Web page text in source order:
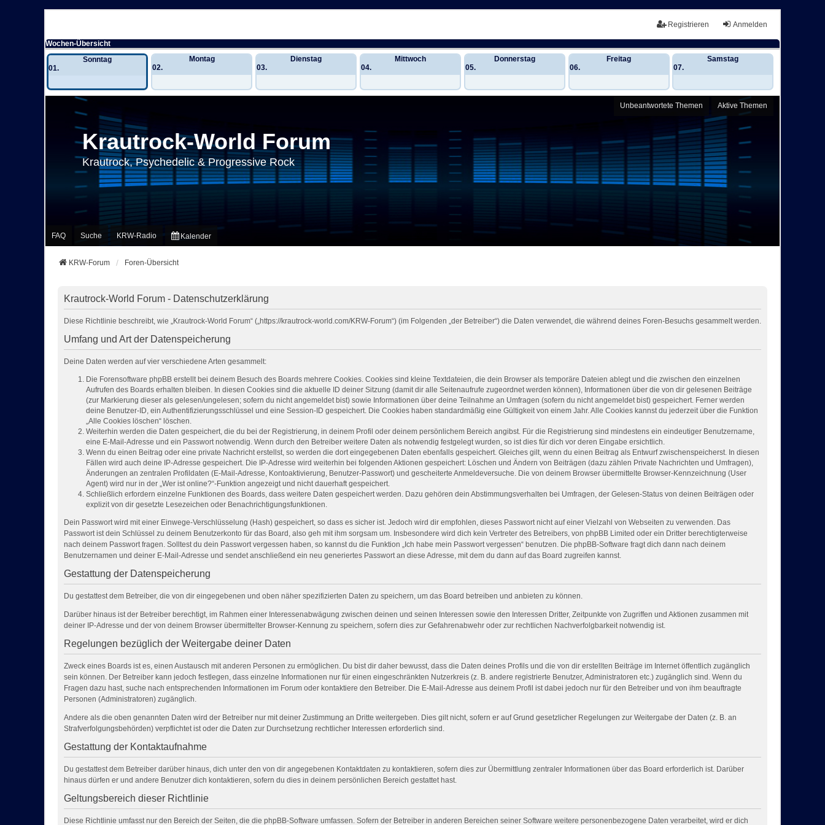
Anmelden
Registrieren
Wochen-Übersicht
Sonntag
01.
Montag
02.
Dienstag
03.
Mittwoch
04.
Donnerstag
05.
Freitag
06.
Samstag
07.
Unbeantwortete Themen Aktive Themen
Krautrock-World Forum
Krautrock, Psychedelic & Progressive Rock
FAQ Suche KRW-Radio Kalender
KRW-Forum Foren-Übersicht
Krautrock-World Forum - Datenschutzerklärung
Diese Richtlinie beschreibt, wie „Krautrock-World Forum“ („https://krautrock-world.com/KRW-Forum“) (im Folgenden „der Betreiber“) die Daten verwendet, die während deines Foren-Besuchs gesammelt werden.
Umfang und Art der Datenspeicherung
Deine Daten werden auf vier verschiedene Arten gesammelt:
Die Forensoftware phpBB erstellt bei deinem Besuch des Boards mehrere Cookies. Cookies sind kleine Textdateien, die dein Browser als temporäre Dateien ablegt und die zwischen den einzelnen
Aufrufen des Boards erhalten bleiben. In diesen Cookies sind die aktuelle ID deiner Sitzung (damit dir alle Seitenaufrufe zugeordnet werden können), Informationen über die von dir gelesenen Beiträge
(zur Markierung dieser als gelesen/ungelesen; sofern du nicht angemeldet bist) sowie Informationen über deine Teilnahme an Umfragen (sofern du nicht angemeldet bist) gespeichert. Ferner werden
deine Benutzer-ID, ein Authentifizierungsschlüssel und eine Session-ID gespeichert. Die Cookies haben standardmäßig eine Gültigkeit von einem Jahr. Alle Cookies kannst du jederzeit über die Funktion
„Alle Cookies löschen“ löschen.
Weiterhin werden die Daten gespeichert, die du bei der Registrierung, in deinem Profil oder deinem persönlichem Bereich angibst. Für die Registrierung sind mindestens ein eindeutiger Benutzername,
eine E-Mail-Adresse und ein Passwort notwendig. Wenn durch den Betreiber weitere Daten als notwendig festgelegt wurden, so ist dies für dich vor deren Eingabe ersichtlich.
Wenn du einen Beitrag oder eine private Nachricht erstellst, so werden die dort eingegebenen Daten ebenfalls gespeichert. Gleiches gilt, wenn du einen Beitrag als Entwurf zwischenspeicherst. In diesen
Fällen wird auch deine IP-Adresse gespeichert. Die IP-Adresse wird weiterhin bei folgenden Aktionen gespeichert: Löschen und Ändern von Beiträgen (dazu zählen Private Nachrichten und Umfragen),
Änderungen an zentralen Profildaten (E-Mail-Adresse, Kontoaktivierung, Benutzer-Passwort) und gescheiterte Anmeldeversuche. Die von deinem Browser übermittelte Browser-Kennzeichnung (User
Agent) wird nur in der „Wer ist online?“-Funktion angezeigt und nicht dauerhaft gespeichert.
Schließlich erfordern einzelne Funktionen des Boards, dass weitere Daten gespeichert werden. Dazu gehören dein Abstimmungsverhalten bei Umfragen, der Gelesen-Status von deinen Beiträgen oder
explizit von dir gesetzte Lesezeichen oder Benachrichtigungsfunktionen.
Dein Passwort wird mit einer Einwege-Verschlüsselung (Hash) gespeichert, so dass es sicher ist. Jedoch wird dir empfohlen, dieses Passwort nicht auf einer Vielzahl von Webseiten zu verwenden. Das
Passwort ist dein Schlüssel zu deinem Benutzerkonto für das Board, also geh mit ihm sorgsam um. Insbesondere wird dich kein Vertreter des Betreibers, von phpBB Limited oder ein Dritter berechtigterweise
nach deinem Passwort fragen. Solltest du dein Passwort vergessen haben, so kannst du die Funktion „Ich habe mein Passwort vergessen“ benutzen. Die phpBB-Software fragt dich dann nach deinem
Benutzernamen und deiner E-Mail-Adresse und sendet anschließend ein neu generiertes Passwort an diese Adresse, mit dem du dann auf das Board zugreifen kannst.
Gestattung der Datenspeicherung
Du gestattest dem Betreiber, die von dir eingegebenen und oben näher spezifizierten Daten zu speichern, um das Board betreiben und anbieten zu können.
Darüber hinaus ist der Betreiber berechtigt, im Rahmen einer Interessenabwägung zwischen deinen und seinen Interessen sowie den Interessen Dritter, Zeitpunkte von Zugriffen und Aktionen zusammen mit
deiner IP-Adresse und der von deinem Browser übermittelter Browser-Kennung zu speichern, sofern dies zur Gefahrenabwehr oder zur rechtlichen Nachverfolgbarkeit notwendig ist.
Regelungen bezüglich der Weitergabe deiner Daten
Zweck eines Boards ist es, einen Austausch mit anderen Personen zu ermöglichen. Du bist dir daher bewusst, dass die Daten deines Profils und die von dir erstellten Beiträge im Internet öffentlich zugänglich
sein können. Der Betreiber kann jedoch festlegen, dass einzelne Informationen nur für einen eingeschränkten Nutzerkreis (z. B. andere registrierte Benutzer, Administratoren etc.) zugänglich sind. Wenn du
Fragen dazu hast, suche nach entsprechenden Informationen im Forum oder kontaktiere den Betreiber. Die E-Mail-Adresse aus deinem Profil ist dabei jedoch nur für den Betreiber und von ihm beauftragte
Personen (Administratoren) zugänglich.
Andere als die oben genannten Daten wird der Betreiber nur mit deiner Zustimmung an Dritte weitergeben. Dies gilt nicht, sofern er auf Grund gesetzlicher Regelungen zur Weitergabe der Daten (z. B. an
Strafverfolgungsbehörden) verpflichtet ist oder die Daten zur Durchsetzung rechtlicher Interessen erforderlich sind.
Gestattung der Kontaktaufnahme
Du gestattest dem Betreiber darüber hinaus, dich unter den von dir angegebenen Kontaktdaten zu kontaktieren, sofern dies zur Übermittlung zentraler Informationen über das Board erforderlich ist. Darüber
hinaus dürfen er und andere Benutzer dich kontaktieren, sofern du dies in deinem persönlichen Bereich gestattet hast.
Geltungsbereich dieser Richtlinie
Diese Richtlinie umfasst nur den Bereich der Seiten, die die phpBB-Software umfassen. Sofern der Betreiber in anderen Bereichen seiner Software weitere personenbezogene Daten verarbeitet, wird er dich